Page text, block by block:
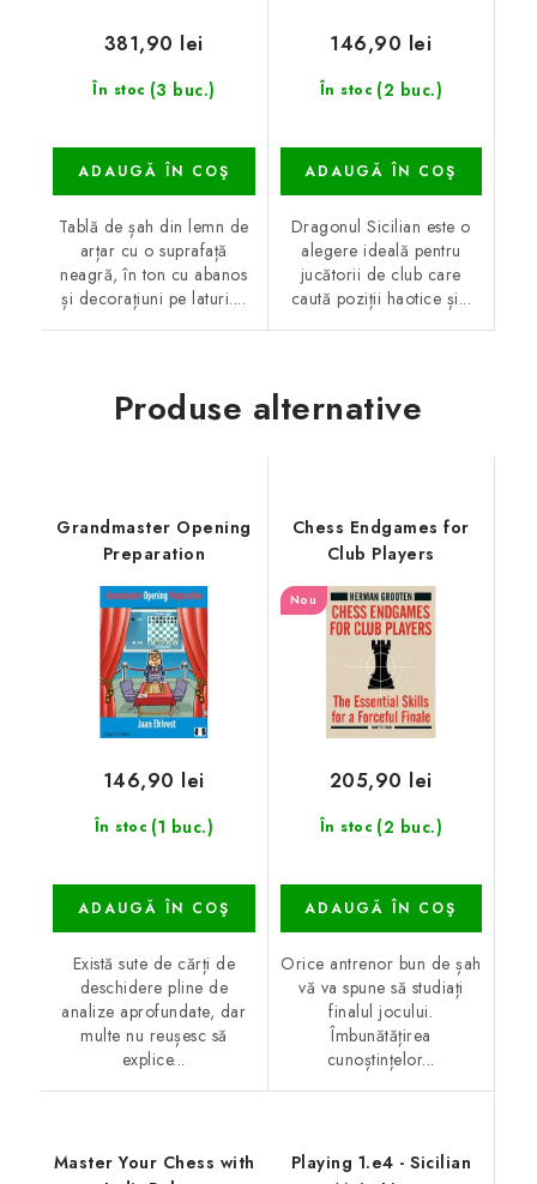
În stoc (3 buc.)
381,90 lei
ADAUGĂ ÎN COŞ
Tablă de șah din lemn de
arțar cu o suprafață
neagră, în ton cu abanos
și decorațiuni pe laturi....
În stoc (2 buc.)
146,90 lei
ADAUGĂ ÎN COŞ
Dragonul Sicilian este o
alegere ideală pentru
jucătorii de club care
caută poziții haotice și...
Produse alternative
Grandmaster Opening
Preparation
În stoc (1 buc.)
146,90 lei
ADAUGĂ ÎN COŞ
Există sute de cărți de
deschidere pline de
analize aprofundate, dar
multe nu reușesc să
explice...
Chess Endgames for
Club Players
Nou
În stoc (2 buc.)
205,90 lei
ADAUGĂ ÎN COŞ
Orice antrenor bun de șah
vă va spune să studiați
finalul jocului.
Îmbunătățirea
cunoștințelor...
Master Your Chess with
Playing 1.e4 - Sicilian